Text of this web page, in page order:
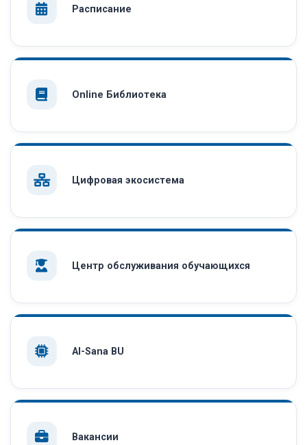
Расписание
Online Библиотека
Цифровая экосистема
Центр обслуживания обучающихся
AI-Sana BU
Вакансии